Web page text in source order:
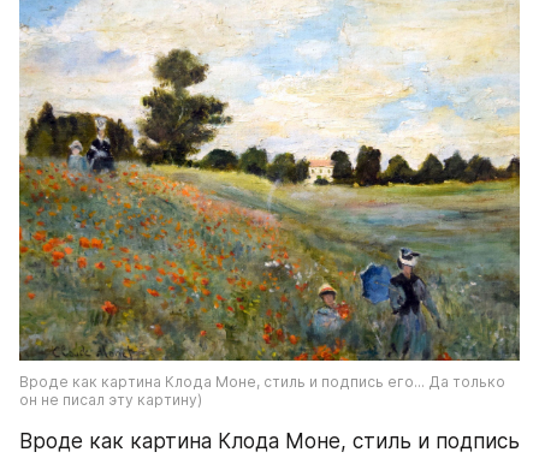
Вроде как картина Клода Моне, стиль и подпись его... Да только
он не писал эту картину)
Вроде как картина Клода Моне, стиль и подпись